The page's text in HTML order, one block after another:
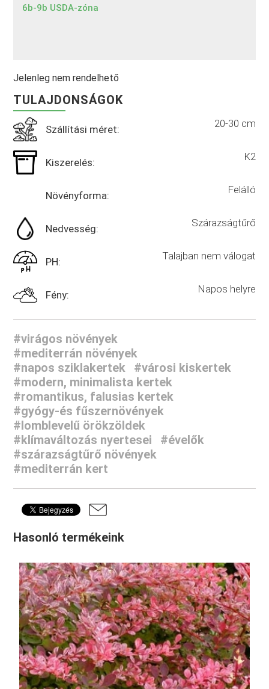
6b-9b USDA-zóna
Jelenleg nem rendelhető
TULAJDONSÁGOK
Szállítási méret: 20-30 cm
Kiszerelés: K2
Növényforma: Felálló
Nedvesség: Szárazságtűrő
PH: Talajban nem válogat
Fény: Napos helyre
#virágos növények
#mediterrán növények
#napos sziklakertek
#városi kiskertek
#modern, minimalista kertek
#romantikus, falusias kertek
#gyógy-és fűszernövények
#lomblevelű örökzöldek
#klímaváltozás nyertesei
#évelők
#szárazságtűrő növények
#mediterrán kert
Hasonló termékeink